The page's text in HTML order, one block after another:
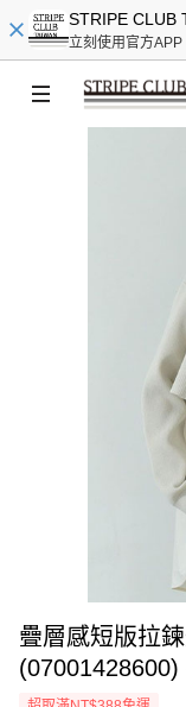
STRIPE CLUB
立刻使用官方APP
疊層感短版拉